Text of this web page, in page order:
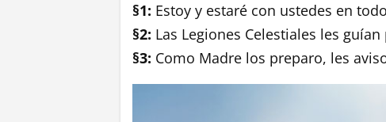
§1: Estoy y estaré con ustedes en
§2: Las Legiones Celestiales les
§3: Como Madre los preparo, les